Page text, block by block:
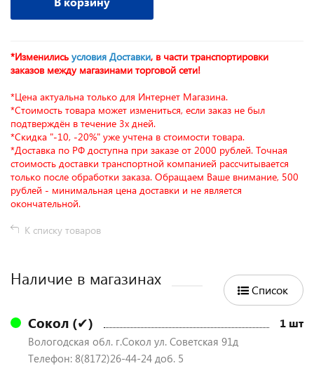
*Изменились условия Доставки, в части транспортировки
заказов между магазинами торговой сети!
*Цена актуальна только для Интернет Магазина.
*Стоимость товара может измениться, если заказ не был
подтверждён в течение 3х дней.
*Скидка "-10, -20%" уже учтена в стоимости товара.
*Доставка по РФ доступна при заказе от 2000 рублей. Точная
стоимость доставки транспортной компанией рассчитывается
только после обработки заказа. Обращаем Ваше внимание, 500
рублей - минимальная цена доставки и не является
окончательной.
К списку товаров
Наличие в магазинах
Список
Сокол (✔) 1 шт
Вологодская обл. г.Сокол ул. Советская 91д
Телефон: 8(8172)26-44-24 доб. 5